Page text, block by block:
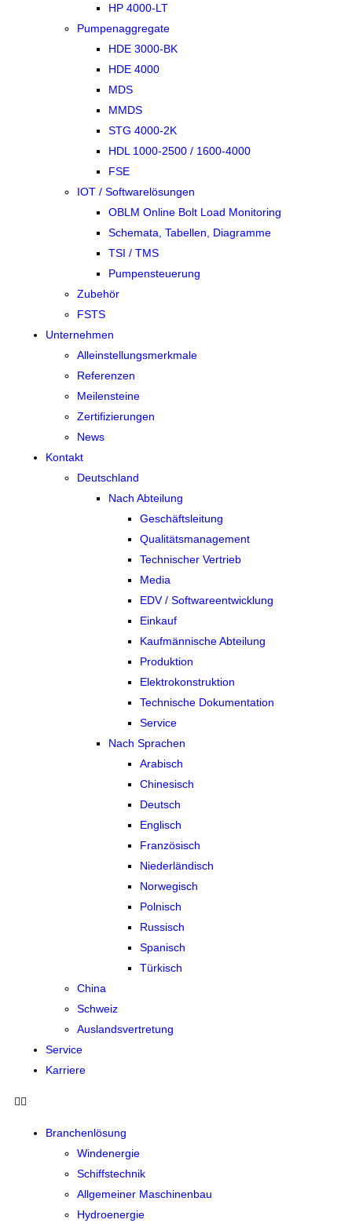
HP 4000-LT
Pumpenaggregate
HDE 3000-BK
HDE 4000
MDS
MMDS
STG 4000-2K
HDL 1000-2500 / 1600-4000
FSE
IOT / Softwarelösungen
OBLM Online Bolt Load Monitoring
Schemata, Tabellen, Diagramme
TSI / TMS
Pumpensteuerung
Zubehör
FSTS
Unternehmen
Alleinstellungsmerkmale
Referenzen
Meilensteine
Zertifizierungen
News
Kontakt
Deutschland
Nach Abteilung
Geschäftsleitung
Qualitätsmanagement
Technischer Vertrieb
Media
EDV / Softwareentwicklung
Einkauf
Kaufmännische Abteilung
Produktion
Elektrokonstruktion
Technische Dokumentation
Service
Nach Sprachen
Arabisch
Chinesisch
Deutsch
Englisch
Französisch
Niederländisch
Norwegisch
Polnisch
Russisch
Spanisch
Türkisch
China
Schweiz
Auslandsvertretung
Service
Karriere
Branchenlösung
Windenergie
Schiffstechnik
Allgemeiner Maschinenbau
Hydroenergie